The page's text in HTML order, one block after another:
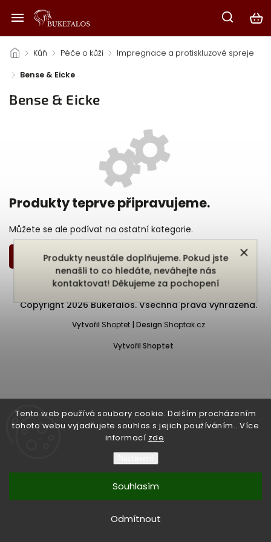
Tento web používá soubory cookie. Dalším procházením
tohoto webu vyjadřujete souhlas s jejich používáním.. Více
informací zde.
Odmítnout
Souhlasím
Produkty neustále doplňujeme. Pokud jste
nenašli to co hledáte, neváhejte nás
kontaktovat! Děkujeme za pochopení
/ Kůň / Péče o kůži / Impregnace a protiskluzové spreje
/ Bense & Eicke
Bense & Eicke
Produkty teprve připravujeme.
Můžete se ale podívat na ostatní kategorie.
Zpět do obchodu
Vytvořil Shoptet
Copyright 2026 Bukefalos. Všechna práva vyhrazena.
Vytvořil Shoptet | Design Shoptak.cz